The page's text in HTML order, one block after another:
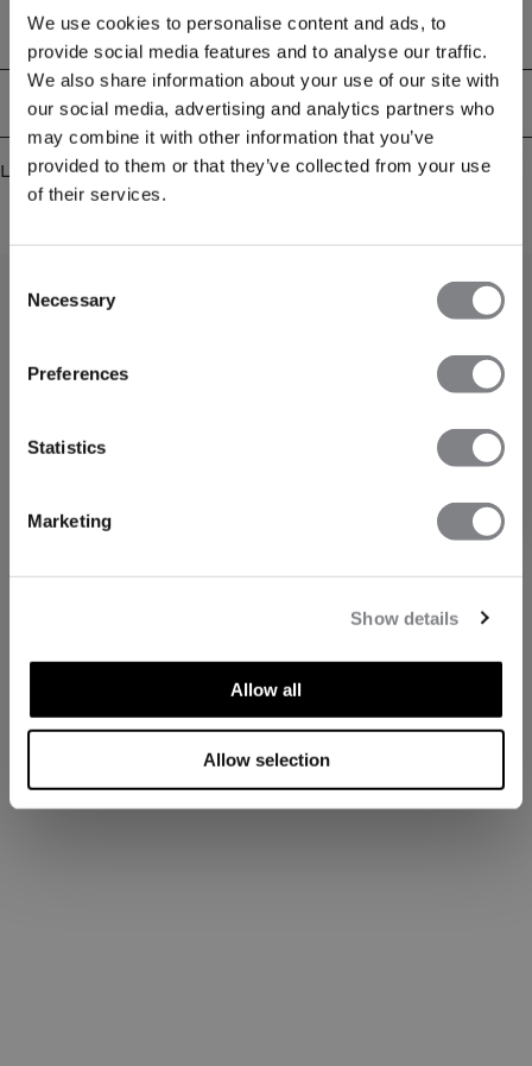
We use cookies to personalise content and ads, to
provide social media features and to analyse our traffic.
We also share information about your use of our site with
our social media, advertising and analytics partners who
may combine it with other information that you’ve
provided to them or that they’ve collected from your use
of their services.
Selection
Necessary
Preferences
Statistics
Marketing
Show details
Allow all
Allow selection
funktion och stil, medan kontrastdetaljerna och den korta längden ger en
modern look. Upprepande logga på dragkedjan. 77% Nylon, 23% Elastan.
Tekniska aspekter
Leverans & returer
Liknande produkter
När du prenumererar på vårt nyhetsbrev.